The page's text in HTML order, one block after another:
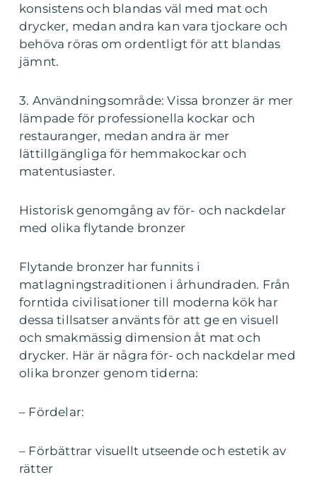
konsistens och blandas väl med mat och
drycker, medan andra kan vara tjockare och
behöva röras om ordentligt för att blandas
jämnt.
3. Användningsområde: Vissa bronzer är mer
lämpade för professionella kockar och
restauranger, medan andra är mer
lättillgängliga för hemmakockar och
matentusiaster.
Historisk genomgång av för- och nackdelar
med olika flytande bronzer
Flytande bronzer har funnits i
matlagningstraditionen i århundraden. Från
forntida civilisationer till moderna kök har
dessa tillsatser använts för att ge en visuell
och smakmässig dimension åt mat och
drycker. Här är några för- och nackdelar med
olika bronzer genom tiderna:
– Fördelar:
– Förbättrar visuellt utseende och estetik av
rätter